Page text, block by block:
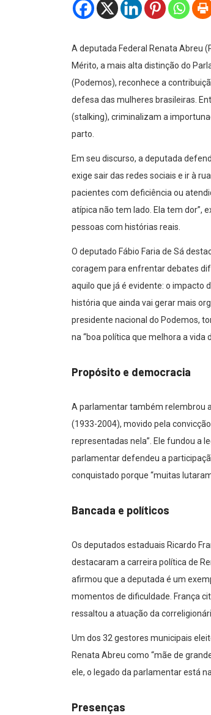
A deputada Federal Renata Abreu
Mérito, a mais alta distinção do
(Podemos), reconhece a
defesa das mulheres brasileiras.
(stalking), criminalizam a
parto.
Em seu discurso, a deputada
exige sair das redes sociais e ir à
pacientes com deficiência ou
atípica não tem lado. Ela tem dor”,
pessoas com histórias reais.
O deputado Fábio Faria de Sá
coragem para enfrentar debates
aquilo que já é evidente: o impacto
história que ainda vai gerar mais
presidente nacional do Podemos,
na “boa política que melhora a vida
Propósito e democracia
A parlamentar também relembrou
(1933-2004), movido pela
representadas nela”. Ele fundou a
parlamentar defendeu a
conquistado porque “muitas
Bancada e políticos
Os deputados estaduais Ricardo
destacaram a carreira política de
afirmou que a deputada é um
momentos de dificuldade. França
ressaltou a atuação da
Um dos 32 gestores municipais
Renata Abreu como “mãe de
ele, o legado da parlamentar está
Presenças